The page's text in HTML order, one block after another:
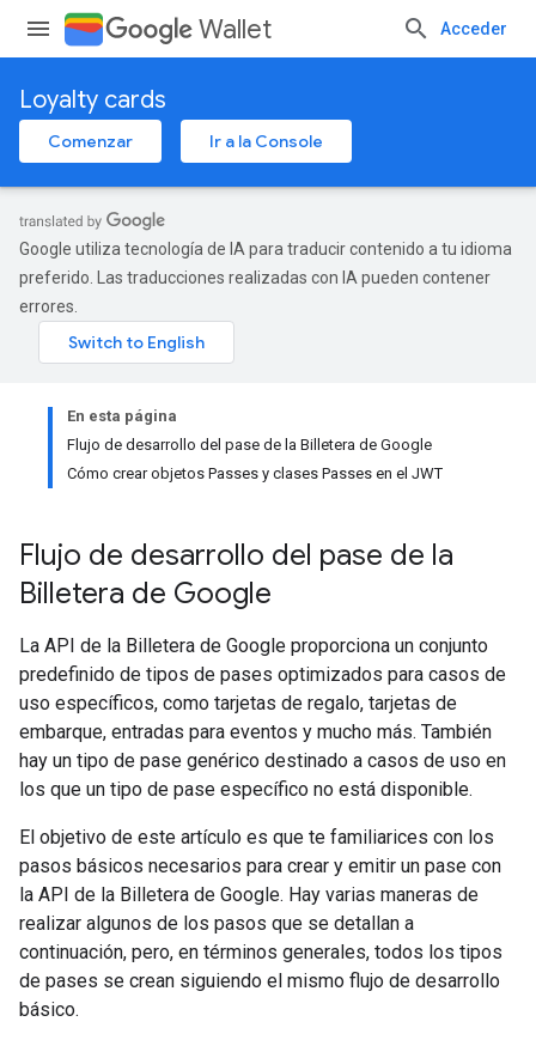
Wallet Acceder
Loyalty cards
Comenzar Ir a la Console
Google utiliza tecnología de IA para traducir contenido a tu idioma
preferido. Las traducciones realizadas con IA pueden contener
errores.
En esta página
Flujo de desarrollo del pase de la Billetera de Google
Cómo crear objetos Passes y clases Passes en el JWT
Flujo de desarrollo del pase de la
Billetera de Google
La API de la Billetera de Google proporciona un conjunto
predefinido de tipos de pases optimizados para casos de
uso específicos, como tarjetas de regalo, tarjetas de
embarque, entradas para eventos y mucho más. También
hay un tipo de pase genérico destinado a casos de uso en
los que un tipo de pase específico no está disponible.
El objetivo de este artículo es que te familiarices con los
pasos básicos necesarios para crear y emitir un pase con
la API de la Billetera de Google. Hay varias maneras de
realizar algunos de los pasos que se detallan a
continuación, pero, en términos generales, todos los tipos
de pases se crean siguiendo el mismo flujo de desarrollo
básico.